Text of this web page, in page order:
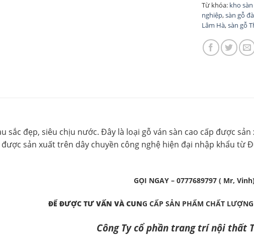
Từ khóa: kho
nghiệp,sàn gỗ
Lâm Hà,sàn gỗ
sắc đẹp, siêu chịu nước. Đây là loại gỗ ván sàn cao cấp được
sản xuất trên dây chuyền công nghệ hiện đại nhập khẩu
GỌI NGAY – 0777689797 ( Mr,
ĐỂ ĐƯỢC TƯ VẤN VÀ CUNG CẤP SẢN PHẨM CHẤT
Công Ty cổ phần trang trí nội thất